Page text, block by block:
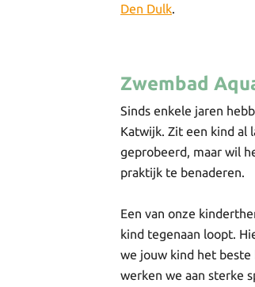
Den Dulk
Zwembad
Sinds enkele jaren
Katwijk. Zit een kind al
geprobeerd, maar wil
praktijk te benaderen.
Een van onze
kind tegenaan loopt.
we jouw kind het beste
werken we aan sterke